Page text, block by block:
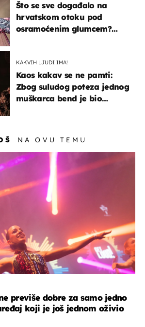
Što se sve događalo na
hrvatskom otoku pod
osramoćenim glumcem?
KAKVIH LJUDI IMA!
Kaos kakav se ne pamti:
Zbog suludog poteza jednog
muškarca bend je bio
NA OVU TEMU
previše dobre za samo jedno
koji je još jednom oživio